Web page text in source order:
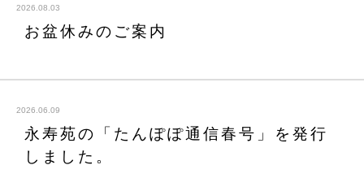
2026.08.03
お盆休みのご案内
2026.06.09
永寿苑の「たんぽぽ通信春号」を発行
しました。